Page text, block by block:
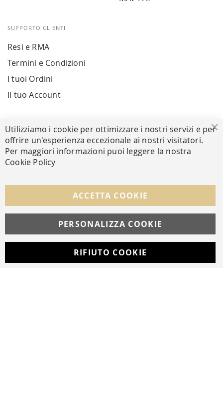
SUPPORTO CLIENTI
Resi e RMA
Termini e Condizioni
I tuoi Ordini
Il tuo Account
Facebook Instagram Whatsapp
© Copyright MAV Arreda s.r.l. | P.IVA IT05919160969
Via Galileo Galilei, 14 | Milano
Utilizziamo i cookie per ottimizzare i nostri servizi e per
offrire un'esperienza eccezionale ai nostri visitatori.
Per maggiori informazioni puoi leggere la nostra
Cookie Policy
ACCETTA COOKIE
PERSONALIZZA COOKIE
RIFIUTO COOKIE